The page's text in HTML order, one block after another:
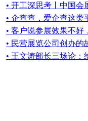
• 开工深思考丨中国
• 企查查，爱企查这
• 客户说参展效果不好
• 民营展览公司创办的
• 王文涛部长三场论：